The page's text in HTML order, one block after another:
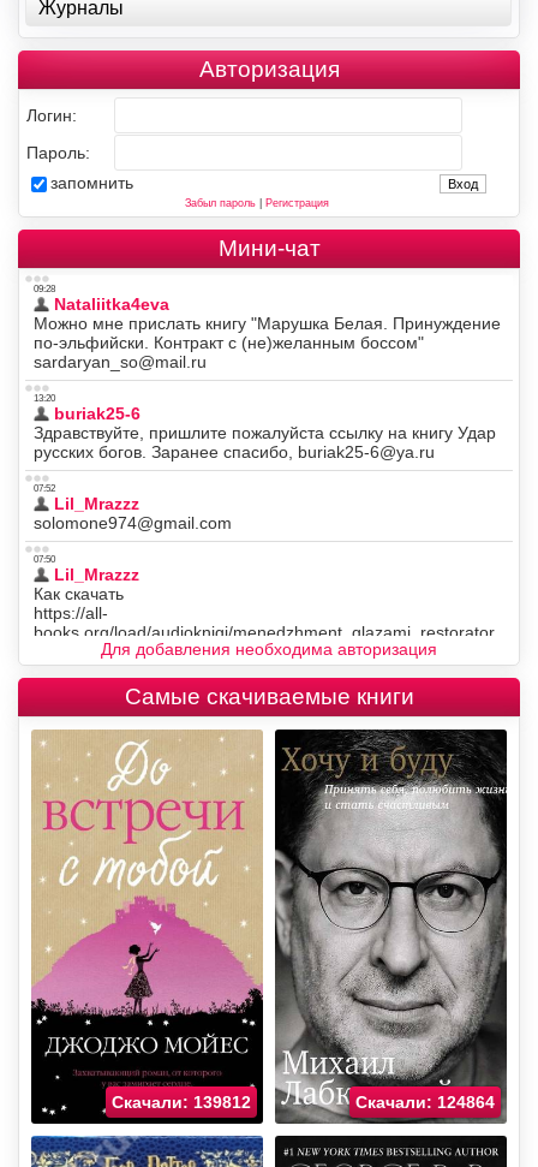
Журналы
Авторизация
Логин:
Пароль:
запомнить
Забыл пароль| Регистрация
Мини-чат
Для добавления необходима авторизация
Самые скачиваемые книги
Скачали: 139812 Скачали: 124864